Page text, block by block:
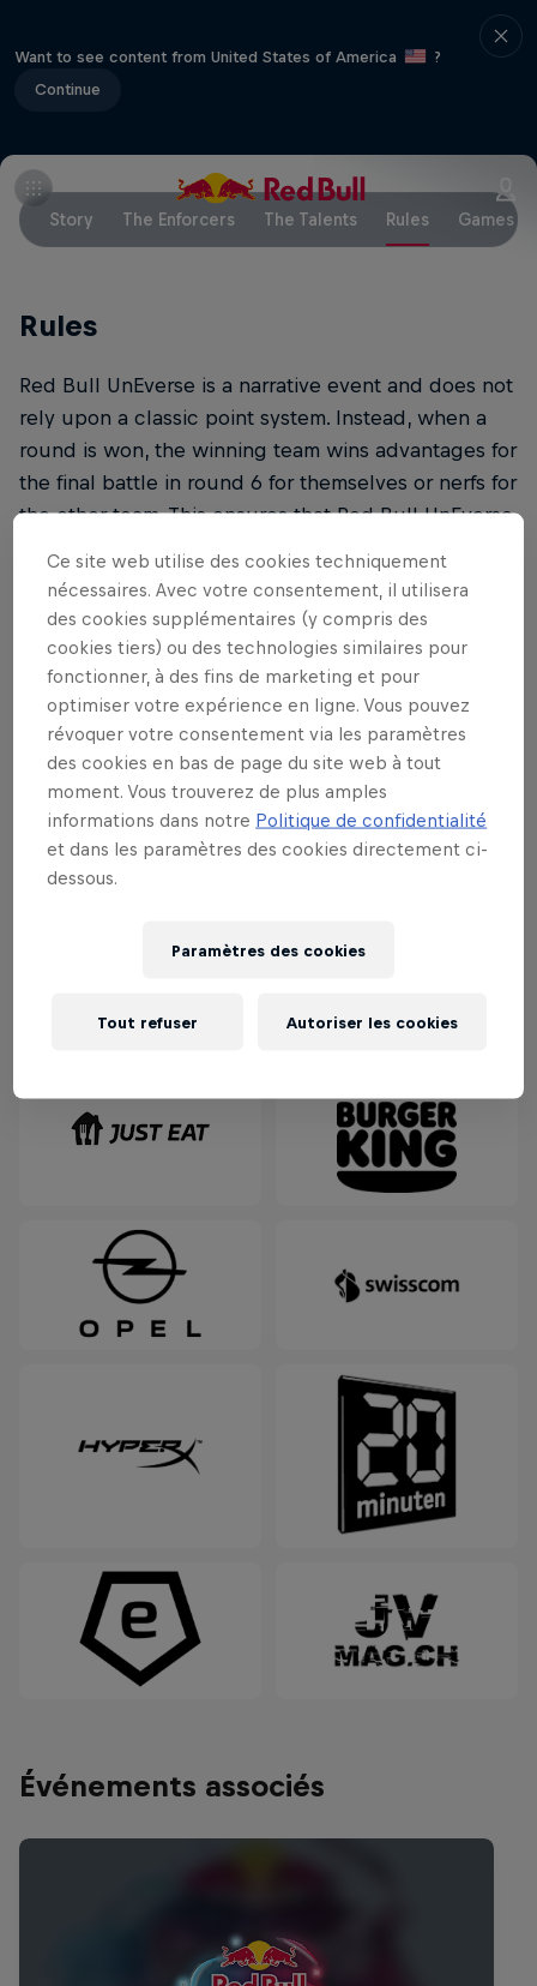
Want to see content from United States of America
?
Continue
Story The Enforcers The Talents Rules Games
Rules
Red Bull UnEverse is a narrative event and does not
rely upon a classic point system. Instead, when a
round is won, the winning team wins advantages for
the final battle in round 6 for themselves or nerfs for
the other team. This ensures that Red Bull UnEverse
Additionally, since the Enforcers attempt to take
over our world this time, all of us need to help the
Defenders. This is why every round has an audience
vote on site at the Red Bull Gaming World by AMD
and within Twitch Chat to change how the games
are played. You are therefore part of the game …
and some of the audience might even be called to
grab a controller and help the Defenders!
Événements associés
Ce site web utilise des cookies techniquement
nécessaires. Avec votre consentement, il utilisera
des cookies supplémentaires (y compris des
cookies tiers) ou des technologies similaires pour
fonctionner, à des fins de marketing et pour
optimiser votre expérience en ligne. Vous pouvez
révoquer votre consentement via les paramètres
des cookies en bas de page du site web à tout
moment. Vous trouverez de plus amples
informations dans notre Politique de confidentialité
et dans les paramètres des cookies directement ci-
dessous.
Paramètres des cookies
Tout refuser Autoriser les cookies